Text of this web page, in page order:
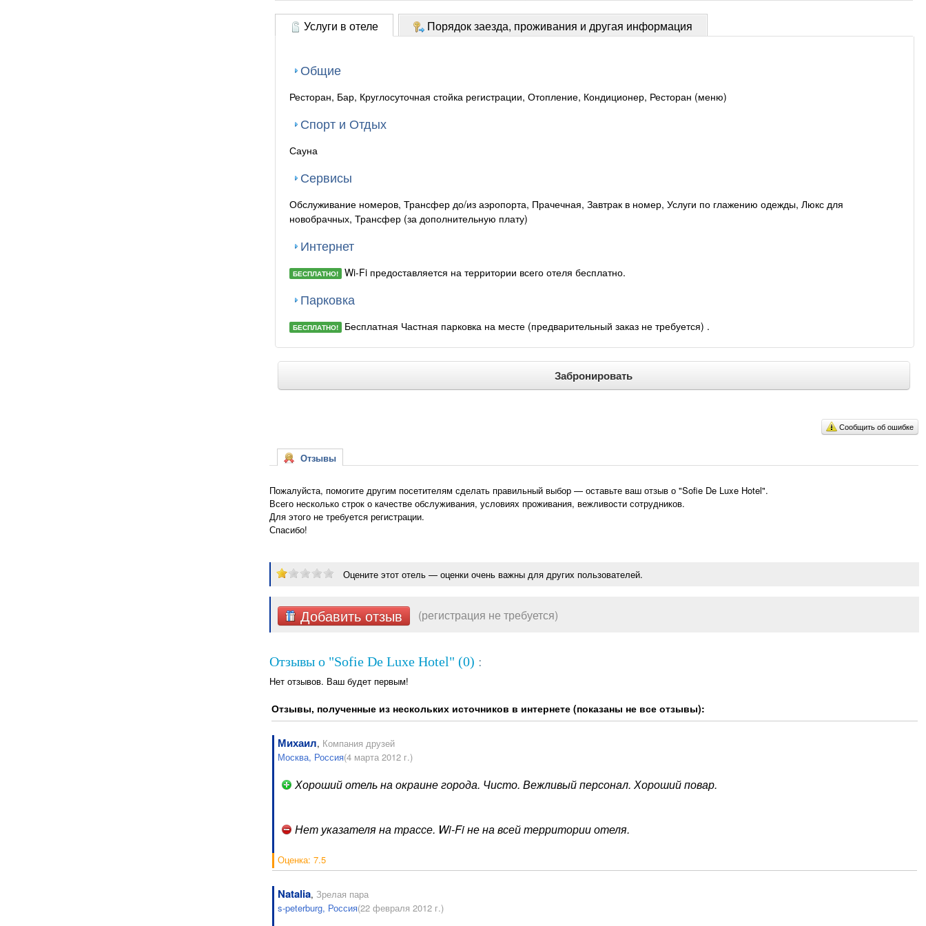
Услуги в отеле Порядок заезда, проживания и другая информация
Общие
Ресторан, Бар, Круглосуточная стойка регистрации, Отопление, Кондиционер, Ресторан (меню)
Спорт и Отдых
Сауна
Сервисы
Обслуживание номеров, Трансфер до/из аэропорта, Прачечная, Завтрак в номер, Услуги по глажению одежды, Люкс для
новобрачных, Трансфер (за дополнительную плату)
Интернет
БЕСПЛАТНО! Wi-Fi предоставляется на территории всего отеля бесплатно.
Парковка
БЕСПЛАТНО! Бесплатная Частная парковка на месте (предварительный заказ не требуется) .
Забронировать
Сообщить об ошибке
Отзывы
Пожалуйста, помогите другим посетителям сделать правильный выбор — оставьте ваш отзыв о "Sofie De Luxe Hotel".
Всего несколько строк о качестве обслуживания, условиях проживания, вежливости сотрудников.
Для этого не требуется регистрации.
Спасибо!
Оцените этот отель — оценки очень важны для других пользователей.
Добавить отзыв (регистрация не требуется)
Отзывы о "Sofie De Luxe Hotel" (0) :
Нет отзывов. Ваш будет первым!
Отзывы, полученные из нескольких источников в интернете (показаны не все отзывы):
Михаил, Компания друзей
Москва, Россия(4 марта 2012 г.)
Хороший отель на окраине города. Чисто. Вежливый персонал. Хороший повар.
Нет указателя на трассе. Wi-Fi не на всей территории отеля.
Оценка: 7.5
Natalia, Зрелая пара
s-peterburg, Россия(22 февраля 2012 г.)